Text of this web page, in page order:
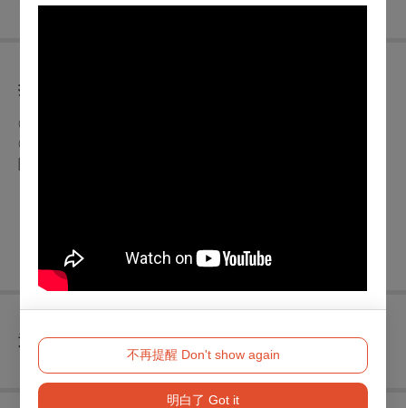
不再提醒 Don't show again
明白了 Got it
折扣方案
◎兩廳院會員9折。
◎身心障礙人士及陪同者1名購票5折優待，入場時應出示身心
退換須知 查看